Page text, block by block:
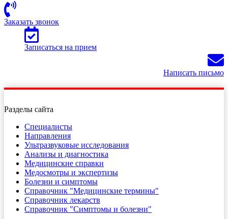
Заказать звонок
Записаться на прием
Написать письмо
Разделы сайта
Специалисты
Направления
Ультразвуковые исследования
Анализы и диагностика
Медицинские справки
Медосмотры и экспертизы
Болезни и симптомы
Справочник "Медицинские термины"
Справочник лекарств
Справочник "Симптомы и болезни"